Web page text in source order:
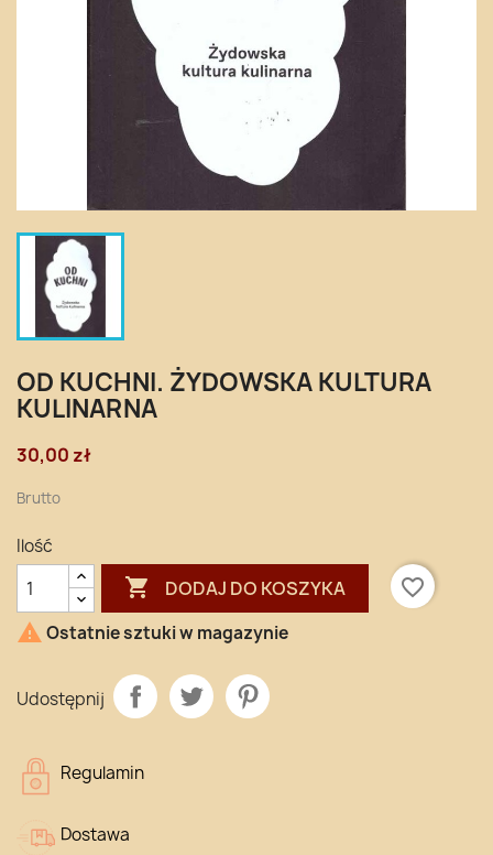
OD KUCHNI. ŻYDOWSKA KULTURA
KULINARNA
30,00 zł
Brutto
Ilość
 DODAJ DO KOSZYKA
favorite_border
 Ostatnie sztuki w magazynie
Udostępnij
Regulamin
Dostawa